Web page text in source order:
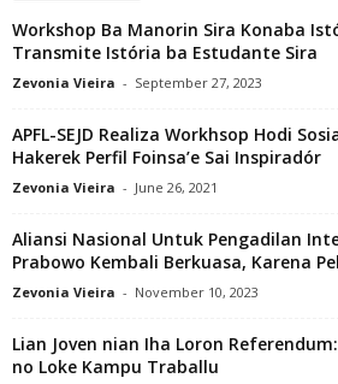
Workshop Ba Manorin Sira Konaba
Transmite Istória ba Estudante Sira
Zevonia Vieira - September 27, 2023
APFL-SEJD Realiza Workhsop Hodi
Hakerek Perfil Foinsa’e Sai Inspiradór
Zevonia Vieira - June 26, 2021
Aliansi Nasional Untuk Pengadilan
Prabowo Kembali Berkuasa, Karena
Zevonia Vieira - November 10, 2023
Lian Joven nian Iha Loron
no Loke Kampu Traballu